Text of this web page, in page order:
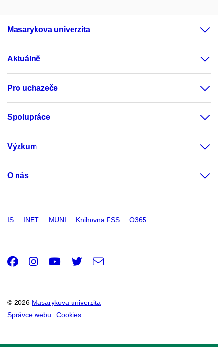
Masarykova univerzita
Aktuálně
Pro uchazeče
Spolupráce
Výzkum
O nás
IS INET MUNI Knihovna FSS O365
© 2026 Masarykova univerzita
Správce webu
Cookies
Facebook
Instagram
Youtube
Twitter
e-